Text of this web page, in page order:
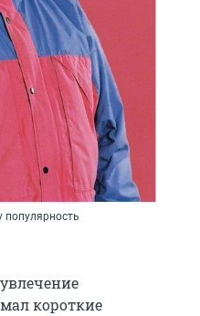
популярность
короткие